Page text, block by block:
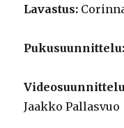
Lavastus:
Jaakko Pallasvuo